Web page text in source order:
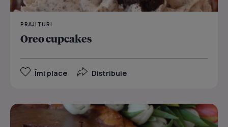
PRAJITURI
Oreo cupcakes
Îmi place Distribuie